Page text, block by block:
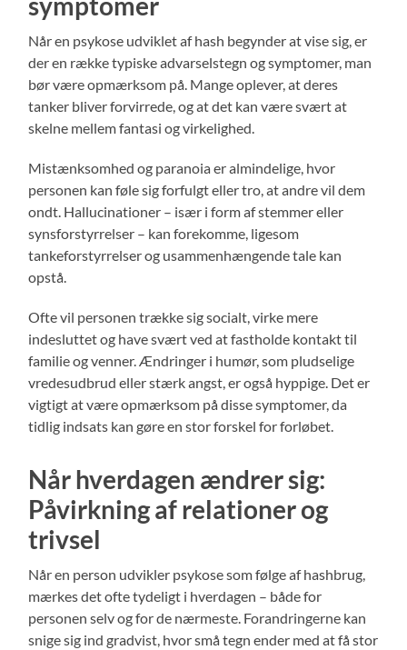
Når en psykose udviklet af hash begynder at vise sig, er
der en række typiske advarselstegn og symptomer, man
bør være opmærksom på. Mange oplever, at deres
tanker bliver forvirrede, og at det kan være svært at
skelne mellem fantasi og virkelighed.
Mistænksomhed og paranoia er almindelige, hvor
personen kan føle sig forfulgt eller tro, at andre vil dem
ondt. Hallucinationer – især i form af stemmer eller
synsforstyrrelser – kan forekomme, ligesom
tankeforstyrrelser og usammenhængende tale kan
opstå.
Ofte vil personen trække sig socialt, virke mere
indesluttet og have svært ved at fastholde kontakt til
familie og venner. Ændringer i humør, som pludselige
vredesudbrud eller stærk angst, er også hyppige. Det er
vigtigt at være opmærksom på disse symptomer, da
tidlig indsats kan gøre en stor forskel for forløbet.
Når hverdagen ændrer sig:
Påvirkning af relationer og
trivsel
Når en person udvikler psykose som følge af hashbrug,
mærkes det ofte tydeligt i hverdagen – både for
personen selv og for de nærmeste. Forandringerne kan
snige sig ind gradvist, hvor små tegn ender med at få stor